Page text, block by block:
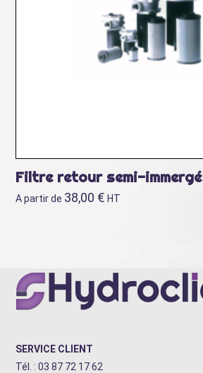
Filtre retour semi-immergé
A partir de 38,00 € HT
SERVICE CLIENT
Tél. : 03 87 72 17 62